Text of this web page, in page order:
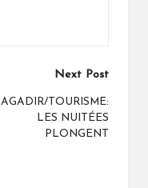
Next Post
AGADIR/TOURISME:
LES NUITÉES
PLONGENT